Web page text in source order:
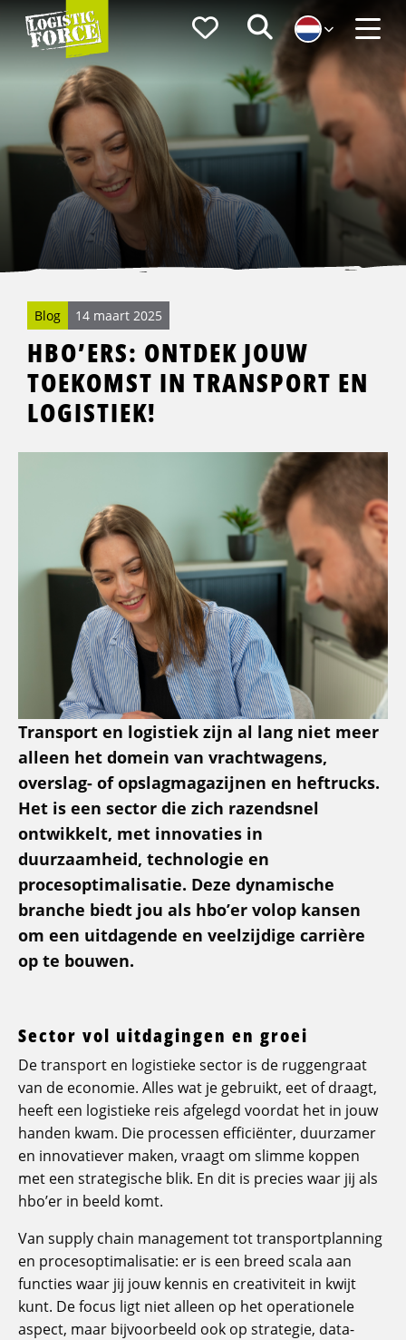
Logistic
Force
FavorietenZoeken
Menu
Blog 14 maart 2025
HBO’ERS: ONTDEK JOUW
TOEKOMST IN TRANSPORT EN
LOGISTIEK!
Transport en logistiek zijn al lang niet meer
alleen het domein van vrachtwagens,
overslag- of opslagmagazijnen en heftrucks.
Het is een sector die zich razendsnel
ontwikkelt, met innovaties in
duurzaamheid, technologie en
procesoptimalisatie. Deze dynamische
branche biedt jou als hbo’er volop kansen
om een uitdagende en veelzijdige carrière
op te bouwen.
Sector vol uitdagingen en groei
De transport en logistieke sector is de ruggengraat
van de economie. Alles wat je gebruikt, eet of draagt,
heeft een logistieke reis afgelegd voordat het in jouw
handen kwam. Die processen efficiënter, duurzamer
en innovatiever maken, vraagt om slimme koppen
met een strategische blik. En dit is precies waar jij als
hbo’er in beeld komt.
Van supply chain management tot transportplanning
en procesoptimalisatie: er is een breed scala aan
functies waar jij jouw kennis en creativiteit in kwijt
kunt. De focus ligt niet alleen op het operationele
aspect, maar bijvoorbeeld ook op strategie, data-